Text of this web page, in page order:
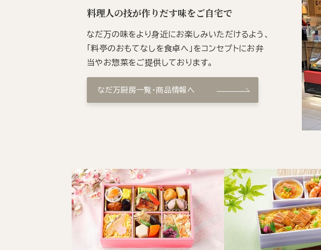
料理人の技が作りだす味をご自宅で
なだ万の味をより身近にお楽しみいただけるよう、
「料亭のおもてなしを食卓へ」をコンセプトにお弁
当やお惣菜をご提供しております。
なだ万厨房一覧・商品情報へ